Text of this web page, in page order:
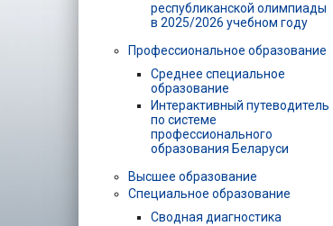
республиканской олимпиады
в 2025/2026 учебном году
Профессиональное образование
Среднее специальное
образование
Интерактивный путеводитель
по системе
профессионального
образования Беларуси
Высшее образование
Специальное образование
Сводная диагностика